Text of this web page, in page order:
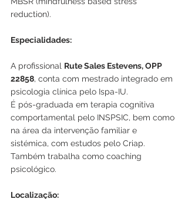
reduction).
Especialidades:
A profissional Rute Sales Estevens, OPP
22858, conta com mestrado integrado em
psicologia clínica pelo Ispa-IU.
É pós-graduada em terapia cognitiva
comportamental pelo INSPSIC, bem como
na área da intervenção familiar e
sistémica, com estudos pelo Criap.
Também trabalha como coaching
psicológico.
Localização: